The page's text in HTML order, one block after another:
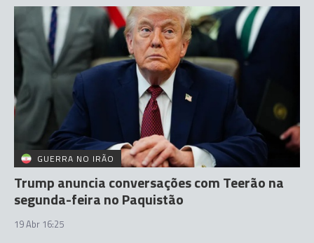
GUERRA NO IRÃO
Trump anuncia conversações com Teerão na
segunda-feira no Paquistão
19 Abr 16:25